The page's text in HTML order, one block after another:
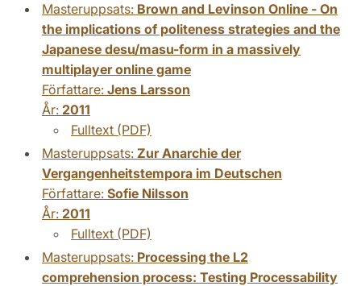
Masteruppsats: Brown and Levinson Online - On
the implications of politeness strategies and the
Japanese desu/masu-form in a massively
multiplayer online game
Författare: Jens Larsson
År: 2011
Fulltext (PDF)
Masteruppsats: Zur Anarchie der
Vergangenheitstempora im Deutschen
Författare: Sofie Nilsson
År: 2011
Fulltext (PDF)
Masteruppsats: Processing the L2
comprehension process: Testing Processability